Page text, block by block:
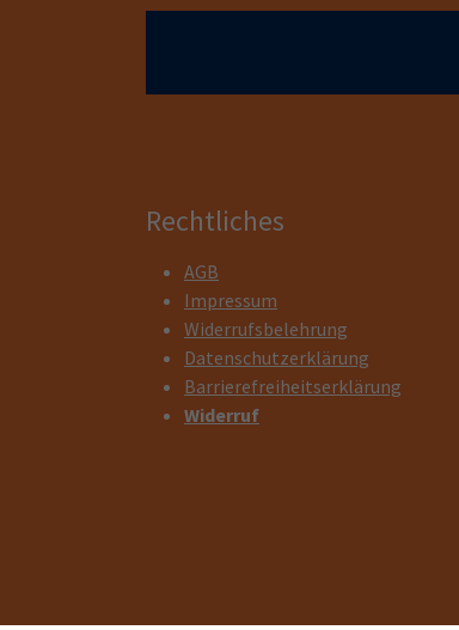
Rechtliches
AGB
Impressum
Widerrufsbelehrung
Datenschutzerklärung
Barrierefreiheitserklärung
Widerruf